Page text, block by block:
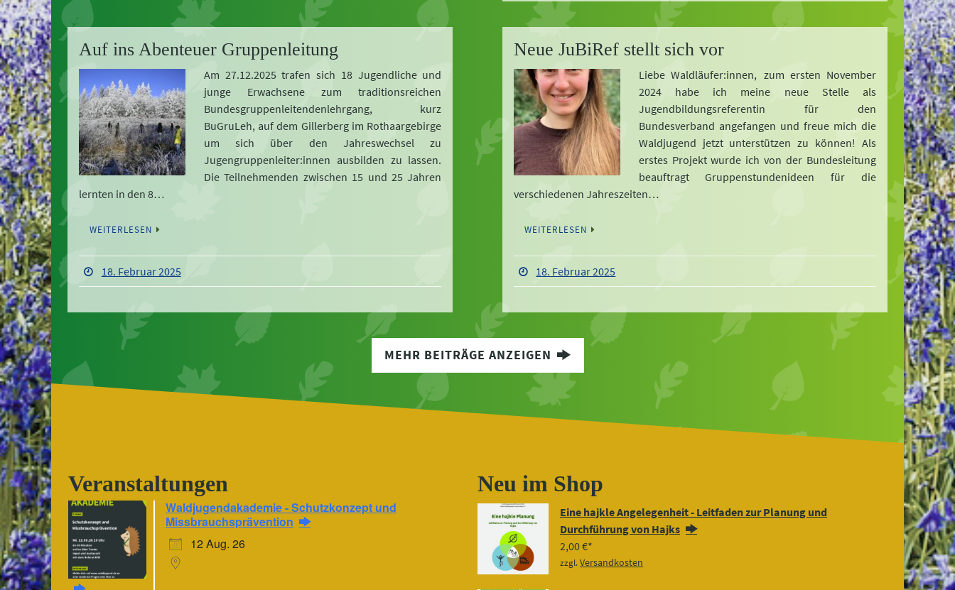
Auf ins Abenteuer Gruppenleitung
Am 27.12.2025 trafen sich 18 Jugendliche und
junge Erwachsene zum traditionsreichen
Bundesgruppenleitendenlehrgang, kurz
BuGruLeh, auf dem Gillerberg im Rothaargebirge
um sich über den Jahreswechsel zu
Jugengruppenleiter:innen ausbilden zu lassen.
Die Teilnehmenden zwischen 15 und 25 Jahren
lernten in den 8…
WEITERLESEN
18. Februar 2025
Neue JuBiRef stellt sich vor
Liebe Waldläufer:innen, zum ersten November
2024 habe ich meine neue Stelle als
Jugendbildungsreferentin für den
Bundesverband angefangen und freue mich die
Waldjugend jetzt unterstützen zu können! Als
erstes Projekt wurde ich von der Bundesleitung
beauftragt Gruppenstundenideen für die
verschiedenen Jahreszeiten…
WEITERLESEN
18. Februar 2025
MEHR BEITRÄGE ANZEIGEN
Veranstaltungen
Waldjugendakademie - Schutzkonzept und
Missbrauchsprävention
12 Aug. 26
Neu im Shop
Eine hajkle Angelegenheit - Leitfaden zur Planung und
Durchführung von Hajks
2,00€
zzgl.Versandkosten